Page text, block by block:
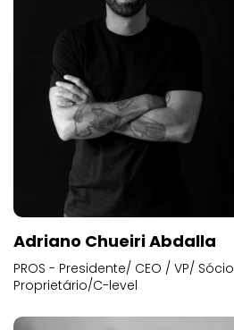
Adriano Chueiri Abdalla
PROS - Presidente/ CEO / VP/ Sócio
Proprietário/C-level